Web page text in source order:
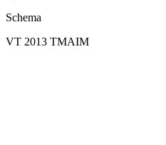
Schema
VT 2013 TMAIM